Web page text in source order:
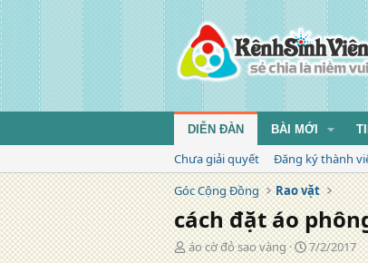
DIỄN ĐÀN BÀI MỚI
Chưa giải quyết
Đăng ký thành
Góc Cộng Đồng
Rao vặt
cách đặt áo
T
áo cờ đỏ sao vàng
N
7/2/2017